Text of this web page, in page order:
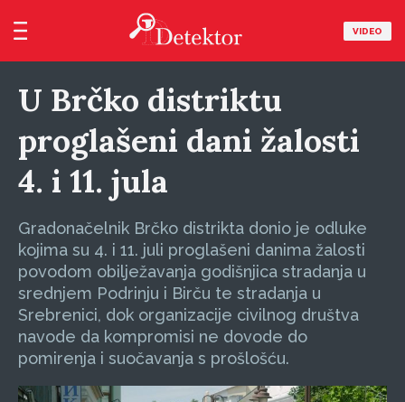
VIDEO
U Brčko distriktu
proglašeni dani žalosti
4. i 11. jula
Gradonačelnik Brčko distrikta donio je odluke
kojima su 4. i 11. juli proglašeni danima žalosti
povodom obilježavanja godišnjica stradanja u
srednjem Podrinju i Birču te stradanja u
Srebrenici, dok organizacije civilnog društva
navode da kompromisi ne dovode do
pomirenja i suočavanja s prošlošću.